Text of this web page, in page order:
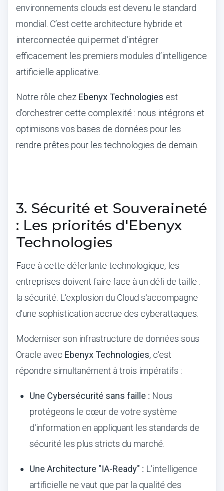
environnements clouds est devenu le standard
mondial. C’est cette architecture hybride et
interconnectée qui permet d'intégrer
efficacement les premiers modules d’intelligence
artificielle applicative.
Notre rôle chez Ebenyx Technologies est
d’orchestrer cette complexité : nous intégrons et
optimisons vos bases de données pour les
rendre prêtes pour les technologies de demain.
3. Sécurité et Souveraineté
: Les priorités d'Ebenyx
Technologies
Face à cette déferlante technologique, les
entreprises doivent faire face à un défi de taille :
la sécurité. L'explosion du Cloud s'accompagne
d'une sophistication accrue des cyberattaques.
Moderniser son infrastructure de données sous
Oracle avec Ebenyx Technologies, c'est
répondre simultanément à trois impératifs :
Une Cybersécurité sans faille : Nous
protégeons le cœur de votre système
d'information en appliquant les standards de
sécurité les plus stricts du marché.
Une Architecture "IA-Ready" : L'intelligence
artificielle ne vaut que par la qualité des